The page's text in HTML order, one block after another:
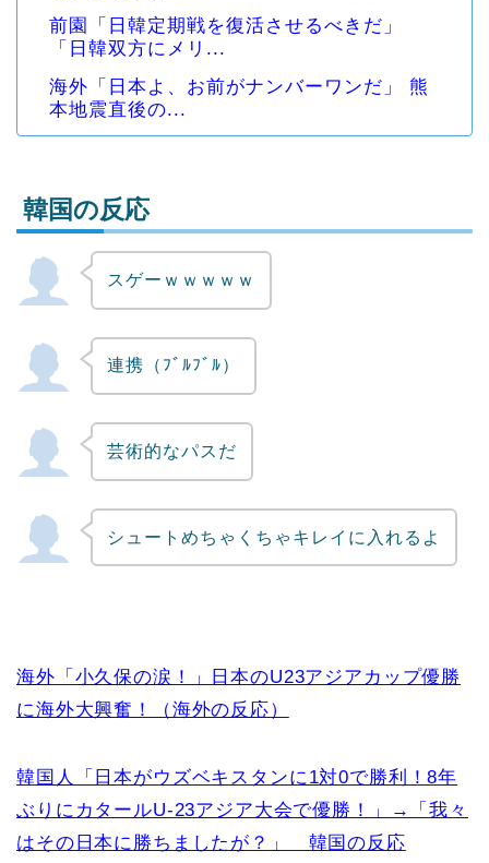
前園「日韓定期戦を復活させるべきだ」
「日韓双方にメリ...
海外「日本よ、お前がナンバーワンだ」 熊
本地震直後の...
Powered by livedoor 相互RSS
韓国の反応
スゲーｗｗｗｗｗ
連携（ﾌﾞﾙﾌﾞﾙ）
芸術的なパスだ
シュートめちゃくちゃキレイに入れるよ
海外「小久保の涙！」日本のU23アジアカップ優勝
に海外大興奮！（海外の反応）
韓国人「日本がウズベキスタンに1対0で勝利！8年
ぶりにカタールU-23アジア大会で優勝！」→「我々
はその日本に勝ちましたが？」 韓国の反応